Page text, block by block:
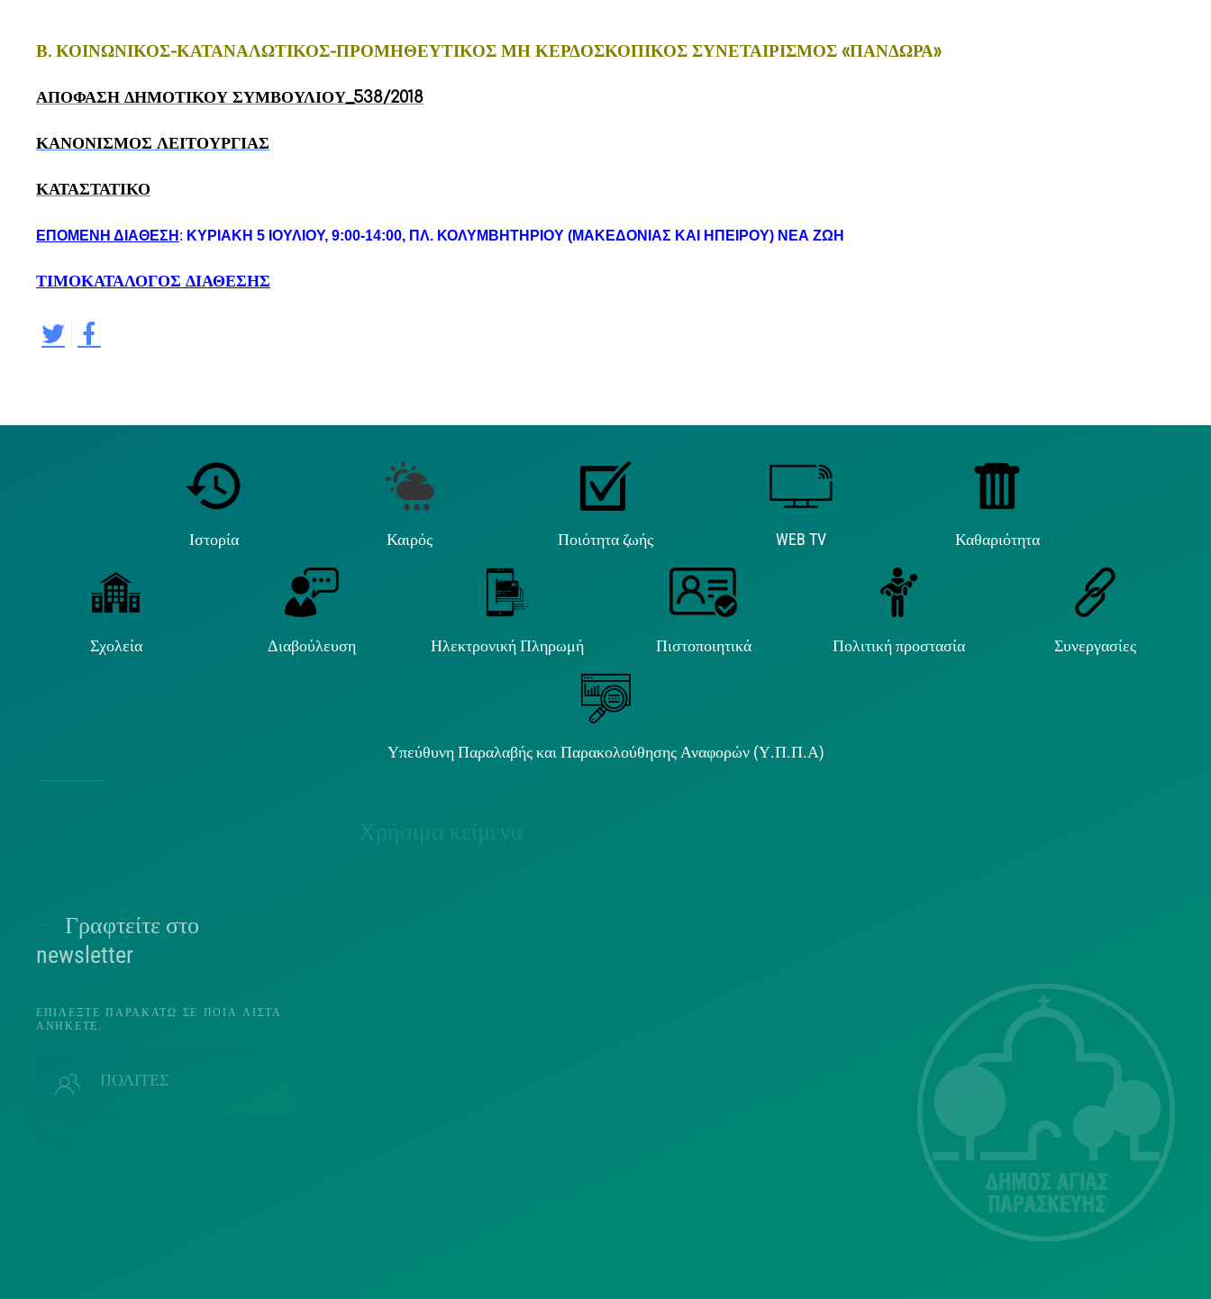
Β. ΚΟΙΝΩΝΙΚΟΣ-ΚΑΤΑΝΑΛΩΤΙΚΟΣ-ΠΡΟΜΗΘΕΥΤΙΚΟΣ ΜΗ ΚΕΡΔΟΣΚΟΠΙΚΟΣ ΣΥΝΕΤΑΙΡΙΣΜΟΣ «ΠΑΝΔΩΡΑ»
ΑΠΟΦΑΣΗ ΔΗΜΟΤΙΚΟΥ ΣΥΜΒΟΥΛΙΟΥ_538/2018
ΚΑΝΟΝΙΣΜΟΣ ΛΕΙΤΟΥΡΓΙΑΣ
ΚΑΤΑΣΤΑΤΙΚΟ
ΕΠΟΜΕΝΗ ΔΙΑΘΕΣΗ : ΚΥΡΙΑΚΗ 5 ΙΟΥΛΙΟΥ, 9:00-14:00, ΠΛ. ΚΟΛΥΜΒΗΤΗΡΙΟΥ (ΜΑΚΕΔΟΝΙΑΣ ΚΑΙ ΗΠΕΙΡΟΥ) ΝΕΑ ΖΩΗ
ΤΙΜΟΚΑΤΑΛΟΓΟΣ ΔΙΑΘΕΣΗΣ
Ιστορία Καιρός Ποιότητα ζωής WEB TV Καθαριότητα
Σχολεία Διαβούλευση Ηλεκτρονική Πληρωμή Πιστοποιητικά Πολιτική προστασία Συνεργασίες
Υπεύθυνη Παραλαβής και Παρακολούθησης Αναφορών (Υ.Π.Π.Α)
Γραφτείτε στο
newsletter
ΕΠΙΛΈΞΤΕ ΠΑΡΑΚΆΤΩ ΣΕ ΠΟΙΑ ΛΊΣΤΑ
ΑΝΉΚΕΤΕ.
ΠΟΛΙΤΕΣ
Χρήσιμα κείμενα
415-417
Τ.Κ.15343
Αγία Παρασκευή
213 2004500